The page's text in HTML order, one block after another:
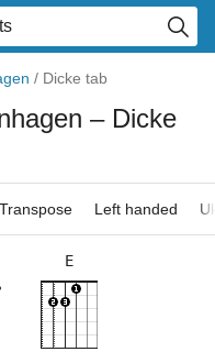
/ Dicke tab
– Dicke
Transpose Left handed
E